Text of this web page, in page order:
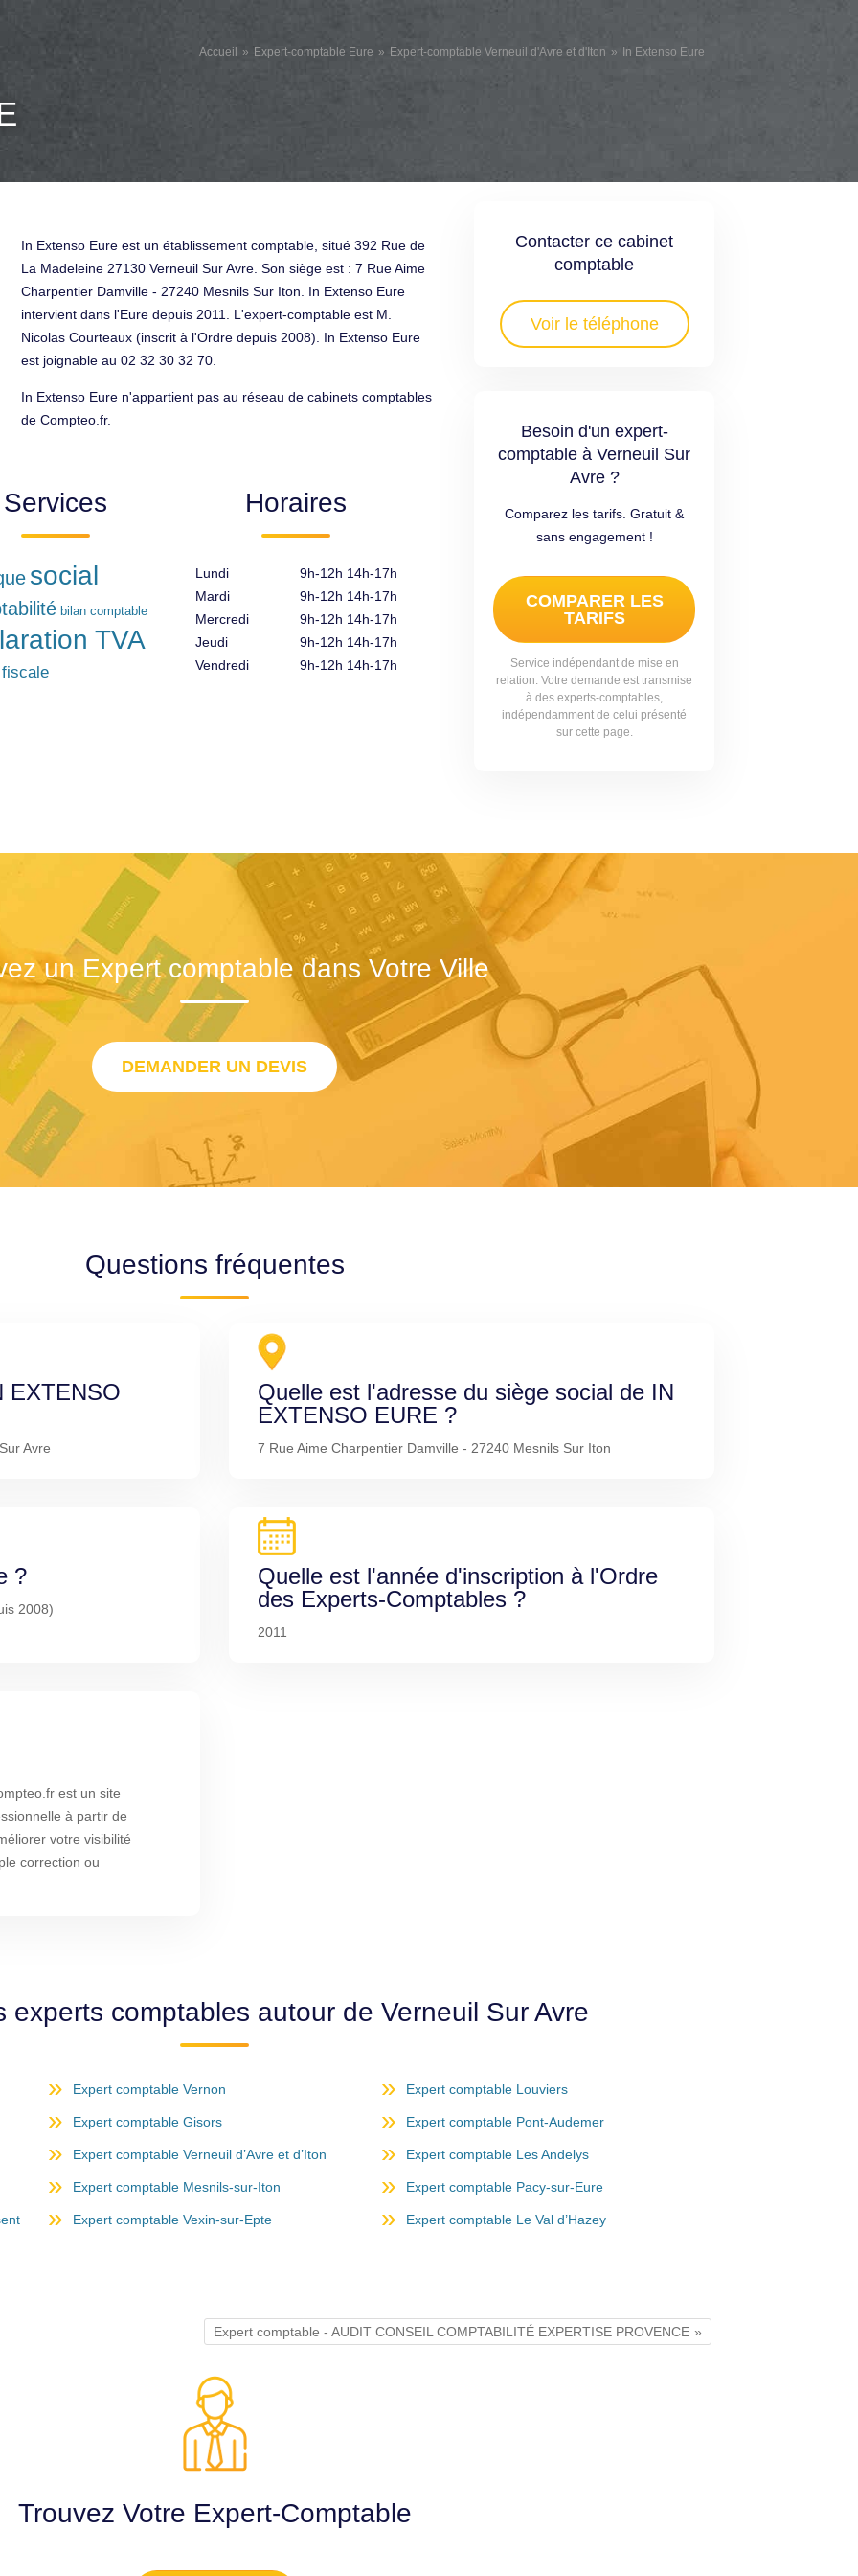
Accueil Expert-comptable Eure Expert-comptable Verneuil d'Avre et d'Iton In Extenso Eure
Contacter ce cabinet
comptable
Voir le téléphone
Besoin d'un expert-
comptable à Verneuil Sur
Avre ?
Comparez les tarifs. Gratuit &
sans engagement !
COMPARER LES
TARIFS
Service indépendant de mise en
relation. Votre demande est transmise
à des experts-comptables,
indépendamment de celui présenté
sur cette page.
In Extenso Eure est un établissement comptable, situé 392 Rue de
La Madeleine 27130 Verneuil Sur Avre. Son siège est : 7 Rue Aime
Charpentier Damville - 27240 Mesnils Sur Iton. In Extenso Eure
intervient dans l'Eure depuis 2011. L'expert-comptable est M.
Nicolas Courteaux (inscrit à l'Ordre depuis 2008). In Extenso Eure
est joignable au 02 32 30 32 70.
In Extenso Eure n'appartient pas au réseau de cabinets comptables
de Compteo.fr.
Services
social
bilan comptable
TVA
Horaires
Lundi
Mardi
Mercredi
Jeudi
Vendredi
9h-12h 14h-17h
9h-12h 14h-17h
9h-12h 14h-17h
9h-12h 14h-17h
9h-12h 14h-17h
un Expert comptable dans Votre Ville
DEMANDER UN DEVIS
Questions fréquentes
EXTENSO
Avre
Quelle est l'adresse du siège social de IN
EXTENSO EURE ?
7 Rue Aime Charpentier Damville - 27240 Mesnils Sur Iton
?
2008)
Quelle est l'année d'inscription à l'Ordre
des Experts-Comptables ?
2011
est un site
à partir de
votre visibilité
correction ou
experts comptables autour de Verneuil Sur Avre
Expert comptable Vernon Expert comptable Louviers
Expert comptable Gisors Expert comptable Pont-Audemer
Expert comptable Verneuil d’Avre et d’Iton Expert comptable Les Andelys
Expert comptable Mesnils-sur-Iton Expert comptable Pacy-sur-Eure
Expert comptable Vexin-sur-Epte Expert comptable Le Val d’Hazey
Expert comptable - AUDIT CONSEIL COMPTABILITÉ EXPERTISE PROVENCE
Trouvez Votre Expert-Comptable